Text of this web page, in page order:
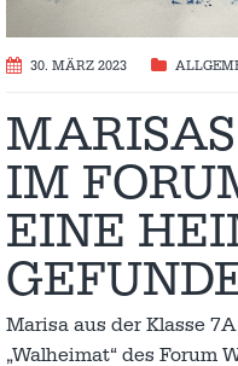
30. MÄRZ 2023
IM
EINE
Marisa aus der Klasse
„Walheimat“ des Forum